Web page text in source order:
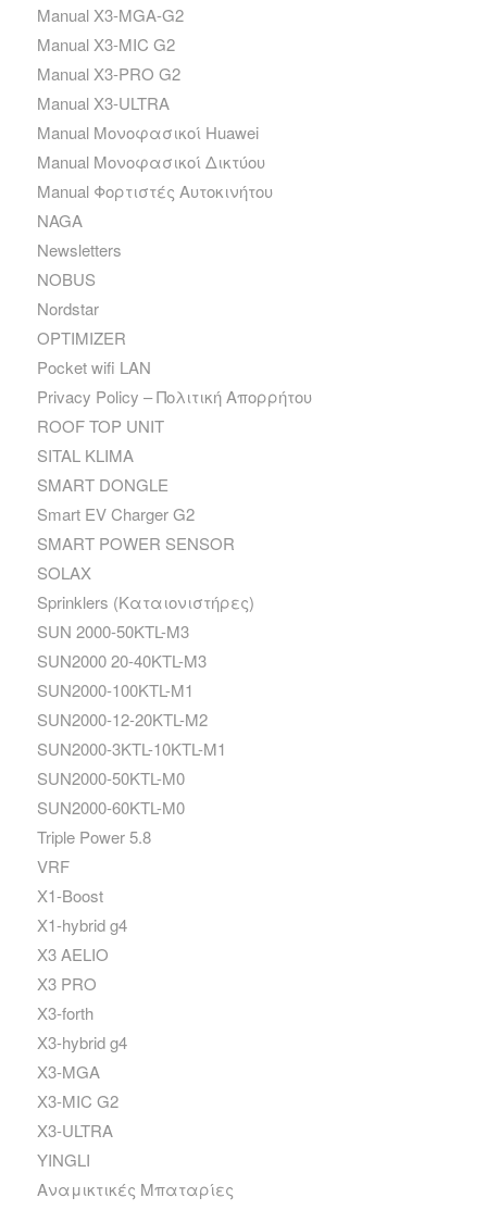
Manual X3-MGA-G2
Manual X3-MIC G2
Manual X3-PRO G2
Manual X3-ULTRA
Manual Μονοφασικοί Huawei
Manual Μονοφασικοί Δικτύου
Manual Φορτιστές Αυτοκινήτου
NAGA
Newsletters
NOBUS
Nordstar
OPTIMIZER
Pocket wifi LAN
Privacy Policy – Πολιτική Απορρήτου
ROOF TOP UNIT
SITAL KLIMA
SMART DONGLE
Smart EV Charger G2
SMART POWER SENSOR
SOLAX
Sprinklers (Καταιονιστήρες)
SUN 2000-50KTL-M3
SUN2000 20-40KTL-M3
SUN2000-100KTL-M1
SUN2000-12-20KTL-M2
SUN2000-3KTL-10KTL-M1
SUN2000-50KTL-M0
SUN2000-60KTL-M0
Triple Power 5.8
VRF
X1-Boost
X1-hybrid g4
X3 AELIO
X3 PRO
X3-forth
X3-hybrid g4
X3-MGA
X3-MIC G2
X3-ULTRA
YINGLI
Αναμικτικές Μπαταρίες